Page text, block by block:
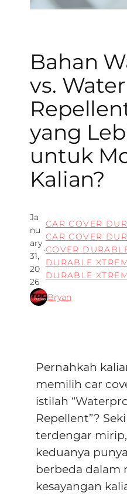
Bahan
vs. Water
yang
untuk
Kalian?
Ja
nu
ary
31,
20
26
·
CAR COVER
CAR COVER
COVER
DURABLE XTREM
DURABLE
Bryan
Pernahkah
memilih car
istilah
Repellent”?
terdengar
keduanya
berbeda dalam
kesayangan